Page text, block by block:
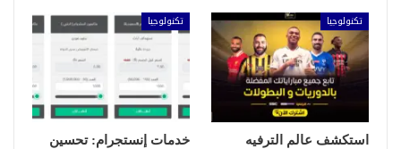
تكنولوجيا
استكشف عالم الترفيه
تكنولوجيا
خدمات إنستجرام: تحسين